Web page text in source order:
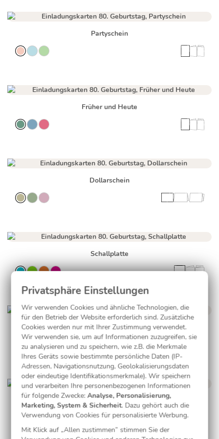
Partyschein
Früher und Heute
Dollarschein
Schallplatte
Collage in Grün
Konfetti
Wir verwenden Cookies und ähnliche Technologien, die
für den Betrieb der Website erforderlich sind. Zusätzliche
Cookies werden nur mit Ihrer Zustimmung verwendet.
Wir verwenden sie, um auf Informationen zuzugreifen, sie
zu analysieren und zu speichern, wie z.B. die Merkmale
Ihres Geräts sowie bestimmte persönliche Daten (IP-
Adressen, Navigationsnutzung, Geolokalisierungsdaten
oder eindeutige Identifikationsmerkmale). Wir speichern
und verarbeiten Ihre personenbezogenen Informationen
für folgende Zwecke:Analyse, Personalisierung,
Marketing, System & Sicherheit. Dazu gehört auch die
Verwendung von Cookies für personalisierte Werbung.
Mit Klick auf „Allen zustimmen” stimmen Sie der